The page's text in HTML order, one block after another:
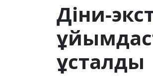
Діни-
ұсталды